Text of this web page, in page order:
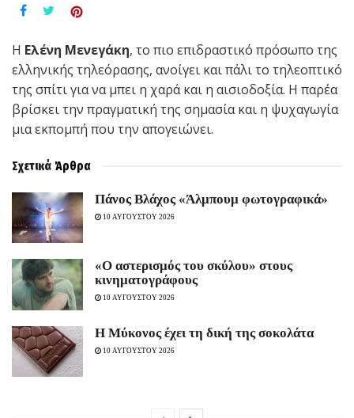
Η Ελένη Μενεγάκη, το πιο επιδραστικό πρόσωπο της
ελληνικής τηλεόρασης, ανοίγει και πάλι το τηλεοπτικό
της σπίτι για να μπει η χαρά και η αισιοδοξία. Η παρέα
βρίσκει την πραγματική της σημασία και η ψυχαγωγία
μια εκπομπή που την απογειώνει.
Σχετικά Άρθρα
Πάνος Βλάχος «Άλμπουμ φωτογραφικά»
10 ΑΥΓΟΥΣΤΟΥ 2026
«Ο αστερισμός του σκύλου» στους
κινηματογράφους
10 ΑΥΓΟΥΣΤΟΥ 2026
Η Μύκονος έχει τη δική της σοκολάτα
10 ΑΥΓΟΥΣΤΟΥ 2026